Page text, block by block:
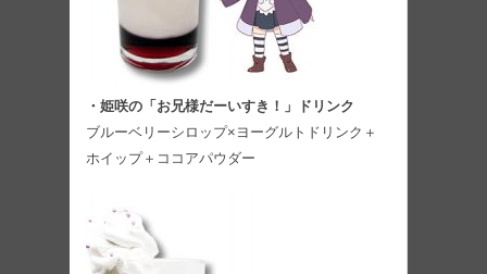
・姫咲の「お兄様だーいすき！」ドリンク
ブルーベリーシロップ×ヨーグルトドリンク＋
ホイップ＋ココアパウダー